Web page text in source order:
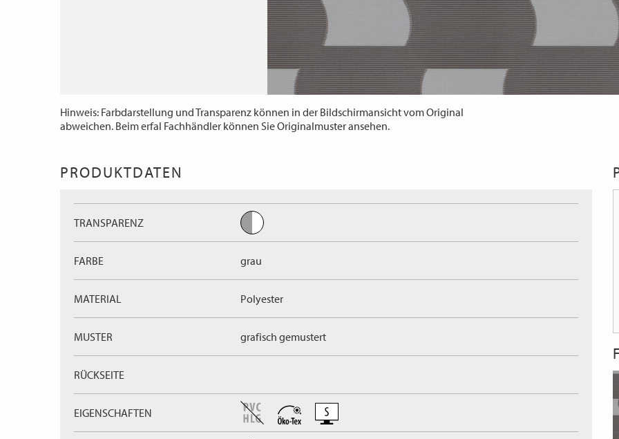
Hinweis: Farbdarstellung und Transparenz können in der Bildschirmansicht vom Original
abweichen. Beim erfal Fachhändler können Sie Originalmuster ansehen.
PRODUKTDATEN
TRANSPARENZ
FARBE grau
MATERIAL Polyester
MUSTER grafisch gemustert
RÜCKSEITE
EIGENSCHAFTEN